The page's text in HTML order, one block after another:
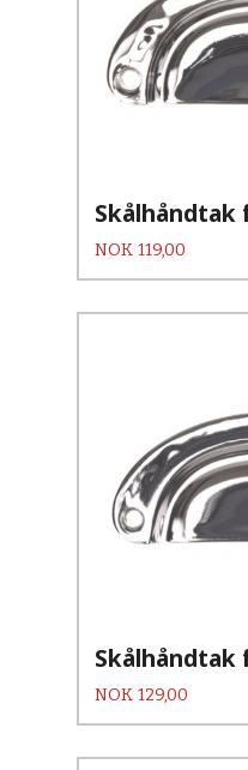
Skålhåndtak
Pris
NOK 119,00
Skålhåndtak
Pris
NOK 129,00